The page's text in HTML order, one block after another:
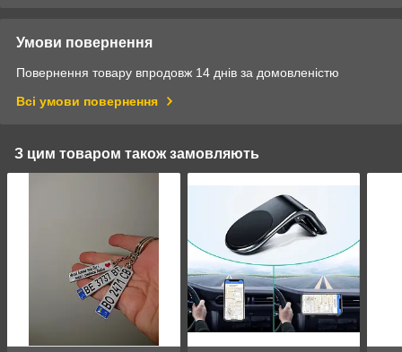
Умови повернення
Повернення товару впродовж 14 днів за домовленістю
Всі умови повернення
З цим товаром також замовляють